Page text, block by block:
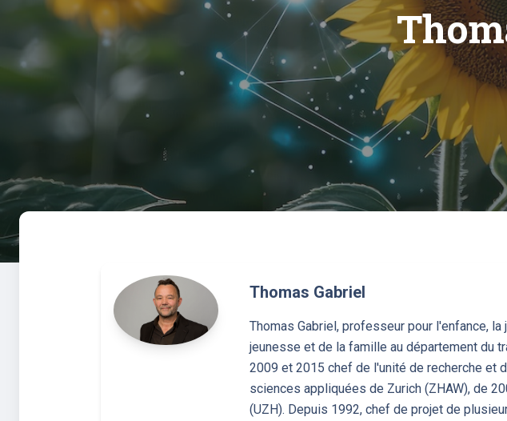
Thomas Gabriel
Thomas Gabriel, professeur pour l'enfance,
jeunesse et de la famille au département du
2009 et 2015 chef de l'unité de recherche et
sciences appliquées de Zurich (ZHAW), de
(UZH). Depuis 1992, chef de projet de